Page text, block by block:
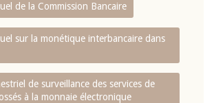
de la Commission Bancaire
sur la monétique interbancaire dans
de surveillance des services de
à la monnaie électronique